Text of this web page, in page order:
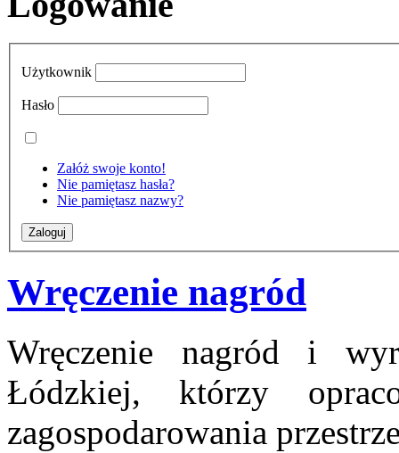
Użytkownik
Hasło
Załóż swoje konto!
Nie pamiętasz hasła?
Nie pamiętasz nazwy?
Wręczenie nagród
Wręczenie nagród i
Łódzkiej, którzy
zagospodarowania